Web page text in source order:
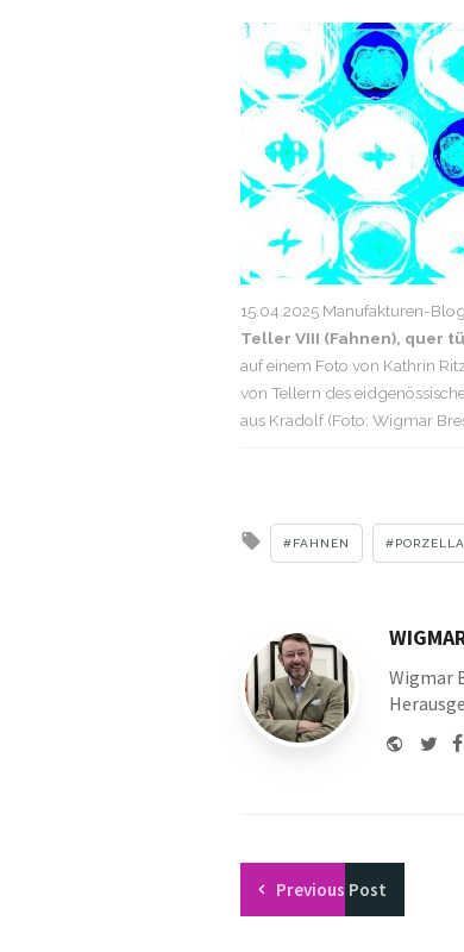
15.04.2025 Manufakturen-
Teller VIII (Fahnen), quer
auf einem Foto von Kathrin
von Tellern des
aus Kradolf (Foto: Wigmar
Tagged
FAHNEN
Wigmar
Website
Previous Post